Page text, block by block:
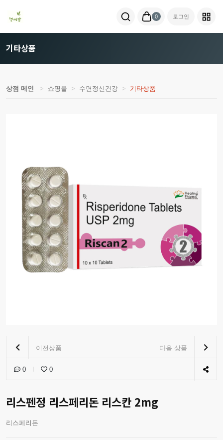
0 로그인
기타상품
상점 메인 쇼핑몰 수면정신건강 기타상품
이전상품 다음 상품
0 0
리스펜정 리스페리돈 리스칸 2mg
리스페리돈